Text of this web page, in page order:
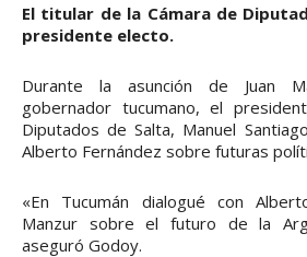
El titular de la Cámara de
presidente electo.
Durante la asunción de Juan
gobernador tucumano, el
Diputados de Salta, Manuel
Alberto Fernández sobre futuras
«En Tucumán dialogué con
Manzur sobre el futuro de la
aseguró Godoy.